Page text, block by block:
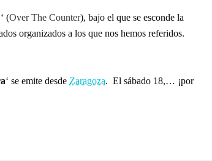
‘ (Over The Counter), bajo el que se esconde la
organizados a los que nos hemos referidos.
‘ se emite desde Zaragoza. El sábado 18,… ¡por